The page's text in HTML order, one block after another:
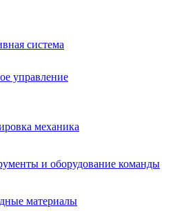
система
управление
механика
и оборудование команды
материалы